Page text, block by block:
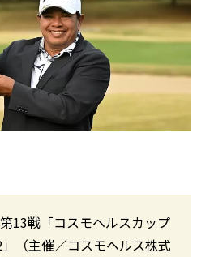
13戦「コスモヘルスカップ
（主催／コスモヘルス株式